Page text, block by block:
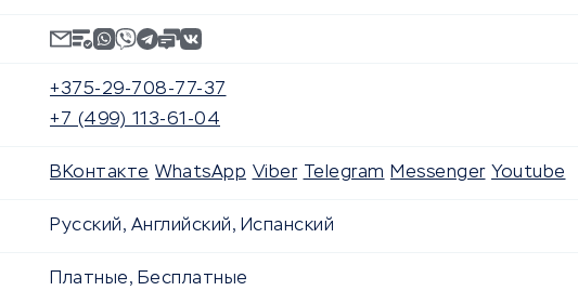
+375-29-708-77-37
+7 (499) 113-61-04
ВКонтакте WhatsApp Viber Telegram Messenger Youtube
Русский, Английский, Испанский
Платные, Бесплатные